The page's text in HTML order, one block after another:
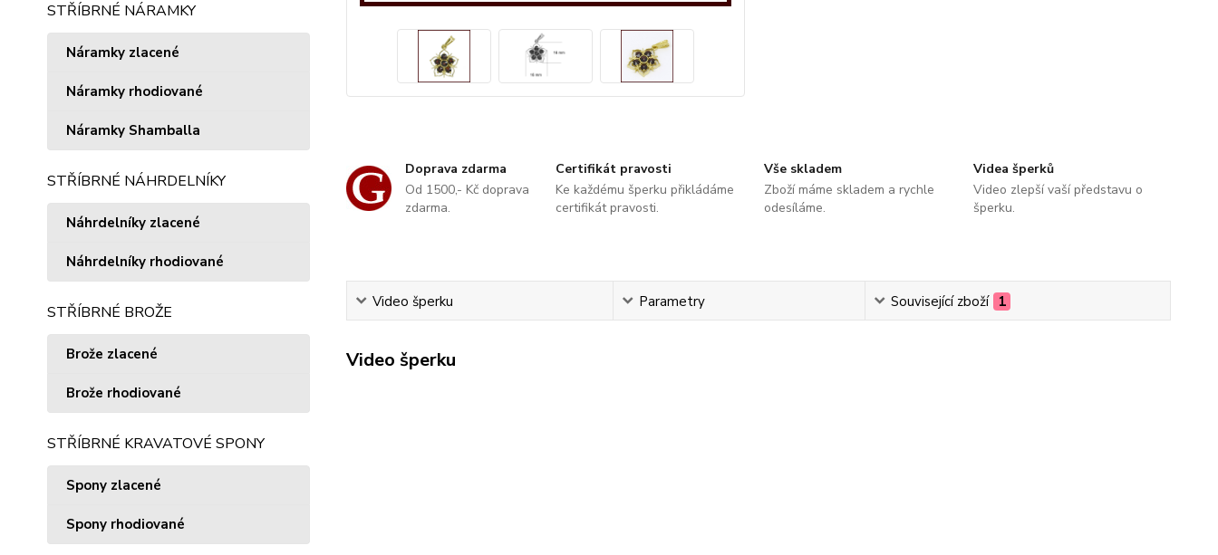
STŘÍBRNÉ NÁRAMKY
Náramky zlacené
Náramky rhodiované
Náramky Shamballa
STŘÍBRNÉ NÁHRDELNÍKY
Náhrdelníky zlacené
Náhrdelníky rhodiované
STŘÍBRNÉ BROŽE
Brože zlacené
Brože rhodiované
STŘÍBRNÉ KRAVATOVÉ SPONY
Spony zlacené
Spony rhodiované
Doprava zdarma
Od 1500,- Kč doprava
zdarma.
Certifikát pravosti
Ke každému šperku přikládáme
certifikát pravosti.
Vše skladem
Zboží máme skladem a rychle
odesíláme.
Videa šperků
Video zlepší vaší představu o
šperku.
Video šperku Parametry Související zboží 1
Video šperku